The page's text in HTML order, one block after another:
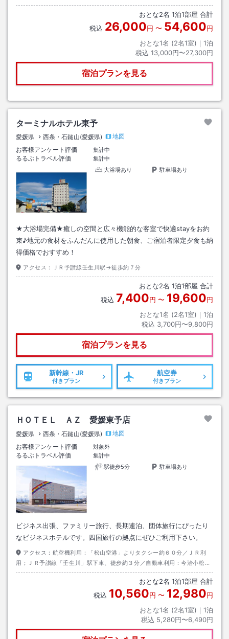
おとな2名 1泊1部屋 合計
税込 26,000円 〜 54,600円
おとな1名 (2名1室)｜ 1泊
税込 13,000円〜27,300円
宿泊プランを見る
ターミナルホテル東予
愛媛県 西条・石鎚山(愛媛県)
地図
お客様アンケート評価
集計中
るるぶトラベル評価
集計中
大浴場あり
駐車場あり
★大浴場完備★癒しの空間と広々機能的な客室で快適stayをお約
束♪地元の食材をふんだんに使用した朝食、ご宿泊者限定夕食も納
得価格でおすすめ！
アクセス： ＪＲ予讃線壬生川駅→徒歩約７分
おとな2名 1泊1部屋 合計
税込 7,400円 〜 19,600円
おとな1名 (2名1室)｜ 1泊
税込 3,700円〜9,800円
宿泊プランを見る
新幹線・JR
付きプラン
航空券
付きプラン
ＨＯＴＥＬ ＡＺ 愛媛東予店
愛媛県 西条・石鎚山(愛媛県)
地図
お客様アンケート評価
対象外
るるぶトラベル評価
集計中
駅徒歩5分
駐車場あり
ビジネス出張、ファミリー旅行、長期連泊、団体旅行にぴったり
なビジネスホテルです。四国旅行の拠点にぜひご利用下さい。
アクセス： 航空機利用：「松山空港」よりタクシー約６０分／ＪＲ利
用；ＪＲ予讃線「壬生川」駅下車、徒歩約３分／自動車利用：今治小松自
動車道「東予丹原iＩ．Ｃ」より県道４８号線から県道１３号線へ。
おとな2名 1泊1部屋 合計
税込 10,560円 〜 12,980円
おとな1名 (2名1室)｜ 1泊
税込 5,280円〜6,490円